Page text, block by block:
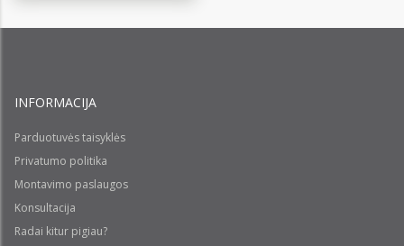
INFORMACIJA
Parduotuvės taisyklės
Privatumo politika
Montavimo paslaugos
Konsultacija
Radai kitur pigiau?